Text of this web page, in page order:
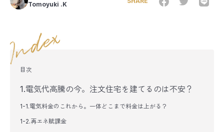
Tomoyuki .K
目次
1.電気代高騰の今。注文住宅を建てるのは不安？
1-1.電気料金のこれから。一体どこまで料金は上がる？
1-2.再エネ賦課金